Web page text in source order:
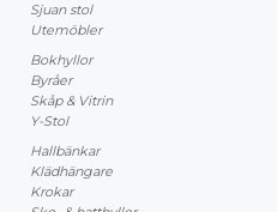
Sjuan stol
Utemöbler
Bokhyllor
Byråer
Skåp & Vitrin
Y-Stol
Hallbänkar
Klädhängare
Krokar